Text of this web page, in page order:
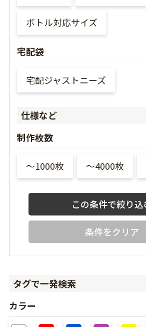
ボトル対応サイズ
宅配袋
宅配ジャストニーズ
仕様など
制作枚数
〜1000枚 〜4000枚
条件をクリア
タグで一発検索
カラー